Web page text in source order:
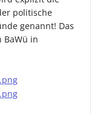
politische
genannt! Das
in